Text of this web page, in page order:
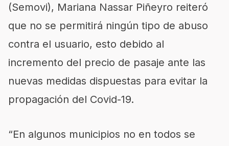
(Semovi), Mariana Nassar Piñeyro reiteró
que no se permitirá ningún tipo de abuso
contra el usuario, esto debido al
incremento del precio de pasaje ante las
nuevas medidas dispuestas para evitar la
propagación del Covid-19.
“En algunos municipios no en todos se